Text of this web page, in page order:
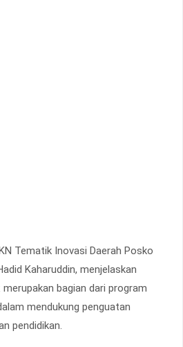
Tematik Inovasi Daerah Posko
Kaharuddin, menjelaskan
bagian dari program
mendukung penguatan
pendidikan.